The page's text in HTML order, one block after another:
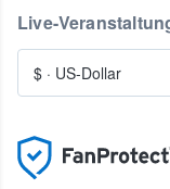
Live-
$ · US-Dollar